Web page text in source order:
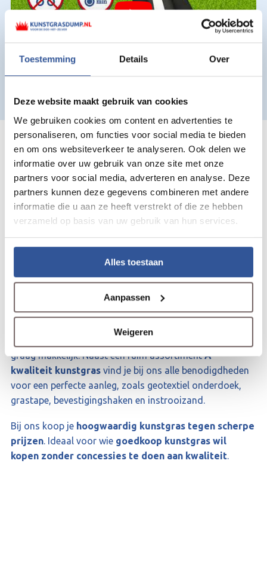
Toestemming Details Over
Deze website maakt gebruik van cookies
We gebruiken cookies om content en advertenties te
personaliseren, om functies voor social media te bieden
en om ons websiteverkeer te analyseren. Ook delen we
informatie over uw gebruik van onze site met onze
partners voor social media, adverteren en analyse. Deze
partners kunnen deze gegevens combineren met andere
informatie die u aan ze heeft verstrekt of die ze hebben
verzameld op basis van uw gebruik van hun services.
Alles toestaan
Aanpassen
Weigeren
Ook voor hovenier,
stratenmaker en
klusbedrijf in omgeving
Almelo
Wij zijn kunstgras totaalleverancier voor Almelo en
kunstgras direct uit voorraad
garant vooruitstekende service. Dankzij onze
belangrijk vinden. Als totaalleverancier maken wij het je
graag makkelijk. Naast een ruim assortimentA-
kwaliteit kunstgras vind je bij ons alle benodigdheden
voor een perfecte aanleg, zoals geotextiel onderdoek,
grastape, bevestigingshaken en instrooizand.
Bij ons koop je hoogwaardig kunstgras tegen scherpe
prijzen. Ideaal voor wie goedkoop kunstgras wil
kopen zonder concessies te doen aan kwaliteit.